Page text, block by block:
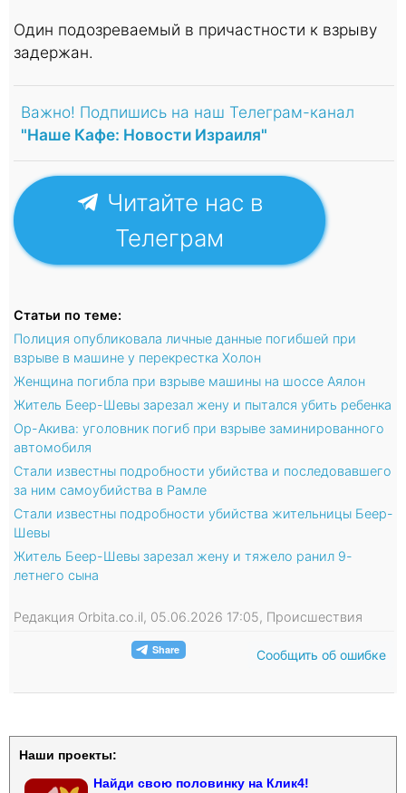
Один подозреваемый в причастности к взрыву
задержан.
Важно! Подпишись на наш Телеграм-канал
"Наше Кафе: Новости Израиля"
Читайте нас в
Телеграм
Статьи по теме:
Полиция опубликовала личные данные погибшей при
взрыве в машине у перекрестка Холон
Женщина погибла при взрыве машины на шоссе Аялон
Житель Беер-Шевы зарезал жену и пытался убить ребенка
Ор-Акива: уголовник погиб при взрыве заминированного
автомобиля
Стали известны подробности убийства и последовавшего
за ним самоубийства в Рамле
Стали известны подробности убийства жительницы Беер-
Шевы
Житель Беер-Шевы зарезал жену и тяжело ранил 9-
летнего сына
Редакция Orbita.co.il, 05.06.2026 17:05, Происшествия
Сообщить об ошибке
Наши проекты:
Найди свою половинку на Клик4!